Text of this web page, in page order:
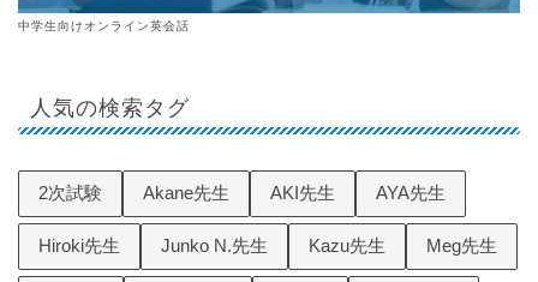
中学生向けオンライン英会話
人気の検索タグ
2次試験 Akane先生 AKI先生 AYA先生
Hiroki先生 Junko N.先生 Kazu先生 Meg先生